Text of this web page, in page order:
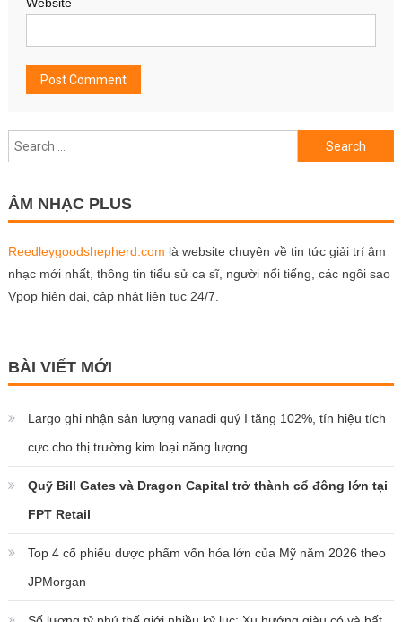
Website
Search
for:
ÂM NHẠC PLUS
Reedleygoodshepherd.com là website chuyên về tin tức giải trí âm
nhạc mới nhất, thông tin tiểu sử ca sĩ, người nổi tiếng, các ngôi sao
Vpop hiện đại, cập nhật liên tục 24/7.
BÀI VIẾT MỚI
Largo ghi nhận sản lượng vanadi quý I tăng 102%, tín hiệu tích
cực cho thị trường kim loại năng lượng
Quỹ Bill Gates và Dragon Capital trở thành cổ đông lớn tại
FPT Retail
Top 4 cổ phiếu dược phẩm vốn hóa lớn của Mỹ năm 2026 theo
JPMorgan